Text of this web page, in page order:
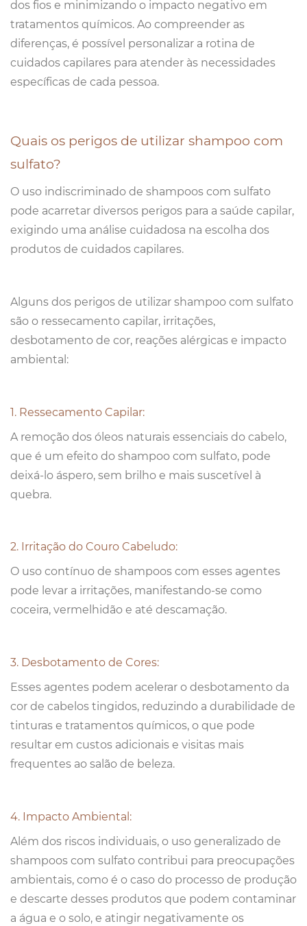
dos fios e minimizando o impacto negativo em
tratamentos químicos. Ao compreender as
diferenças, é possível personalizar a rotina de
cuidados capilares para atender às necessidades
específicas de cada pessoa.
Quais os perigos de utilizar shampoo com
sulfato?
O uso indiscriminado de shampoos com sulfato
pode acarretar diversos perigos para a saúde capilar,
exigindo uma análise cuidadosa na escolha dos
produtos de cuidados capilares.
Alguns dos perigos de utilizar shampoo com sulfato
são o ressecamento capilar, irritações,
desbotamento de cor, reações alérgicas e impacto
ambiental:
1. Ressecamento Capilar:
A remoção dos óleos naturais essenciais do cabelo,
que é um efeito do shampoo com sulfato, pode
deixá-lo áspero, sem brilho e mais suscetível à
quebra.
2. Irritação do Couro Cabeludo:
O uso contínuo de shampoos com esses agentes
pode levar a irritações, manifestando-se como
coceira, vermelhidão e até descamação.
3. Desbotamento de Cores:
Esses agentes podem acelerar o desbotamento da
cor de cabelos tingidos, reduzindo a durabilidade de
tinturas e tratamentos químicos, o que pode
resultar em custos adicionais e visitas mais
frequentes ao salão de beleza.
4. Impacto Ambiental:
Além dos riscos individuais, o uso generalizado de
shampoos com sulfato contribui para preocupações
ambientais, como é o caso do processo de produção
e descarte desses produtos que podem contaminar
a água e o solo, e atingir negativamente os